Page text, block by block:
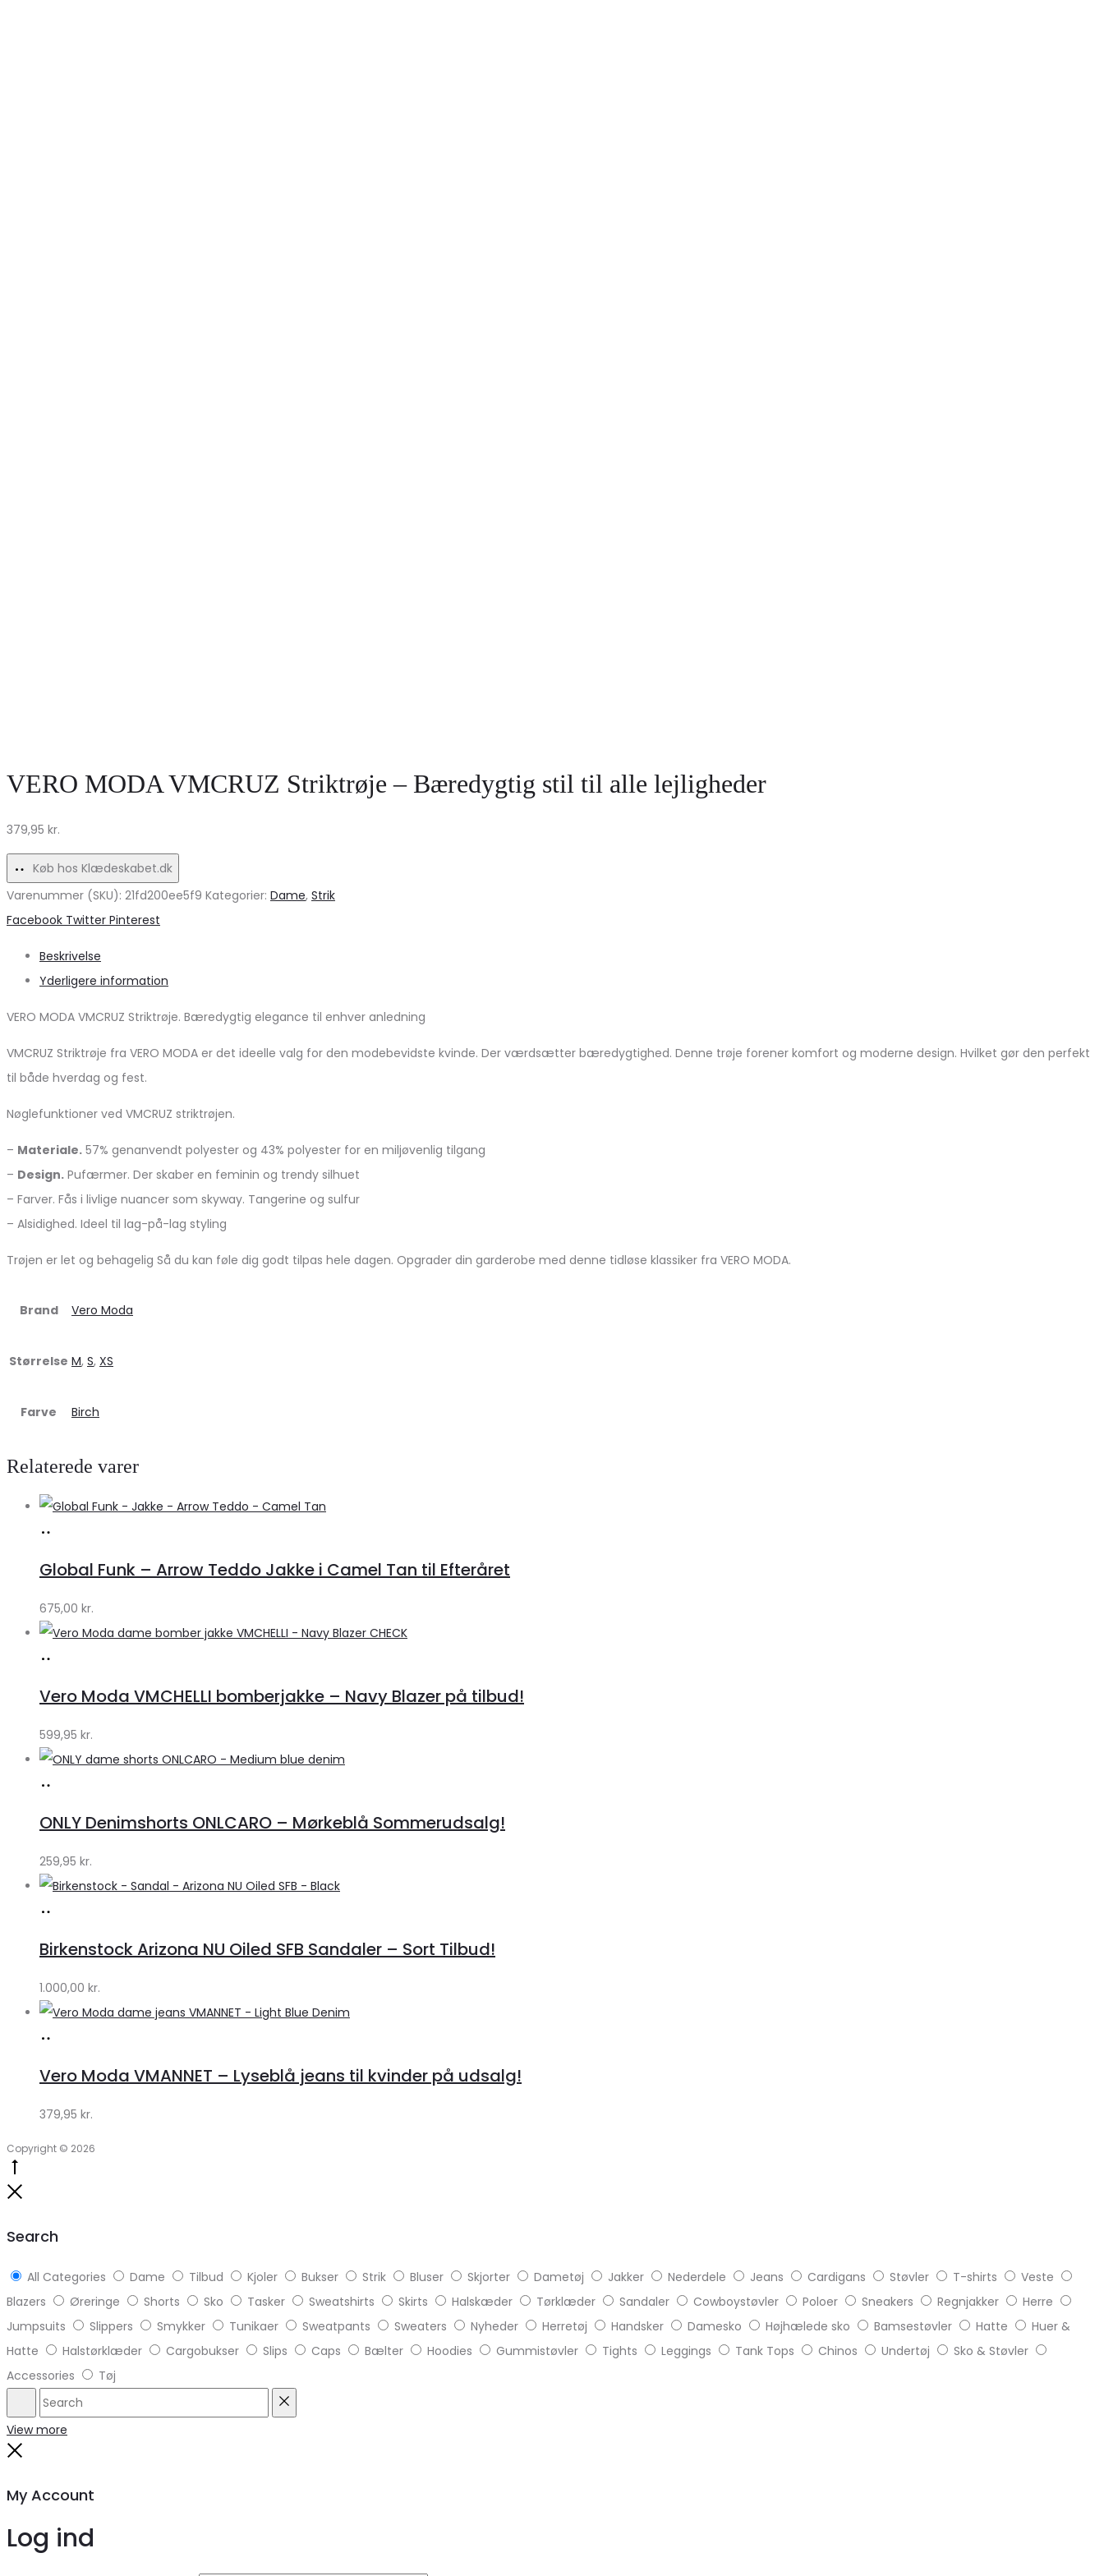
VERO MODA VMCRUZ Striktrøje – Bæredygtig stil til alle lejligheder
379,95 kr.
Køb hos Klædeskabet.dk
Varenummer (SKU): 21fd200ee5f9 Kategorier: Dame, Strik
Share
Facebook Twitter Pinterest
Beskrivelse
Yderligere information
VERO MODA VMCRUZ Striktrøje. Bæredygtig elegance til enhver anledning
VMCRUZ Striktrøje fra VERO MODA er det ideelle valg for den modebevidste kvinde. Der værdsætter bæredygtighed. Denne trøje forener komfort og moderne design. Hvilket gør den perfekt
til både hverdag og fest.
Nøglefunktioner ved VMCRUZ striktrøjen.
– Materiale. 57% genanvendt polyester og 43% polyester for en miljøvenlig tilgang
– Design. Pufærmer. Der skaber en feminin og trendy silhuet
– Farver. Fås i livlige nuancer som skyway. Tangerine og sulfur
– Alsidighed. Ideel til lag-på-lag styling
Trøjen er let og behagelig Så du kan føle dig godt tilpas hele dagen. Opgrader din garderobe med denne tidløse klassiker fra VERO MODA.
Brand Vero Moda
Størrelse M, S, XS
Farve Birch
Relaterede varer
Lykke
by
Lykke
Global Funk – Arrow Teddo Jakke i Camel Tan til Efteråret
675,00 kr.
Klædeskabet.dk
Vero Moda VMCHELLI bomberjakke – Navy Blazer på tilbud!
599,95 kr.
Klædeskabet.dk
ONLY Denimshorts ONLCARO – Mørkeblå Sommerudsalg!
259,95 kr.
Lykke
by
Lykke
Birkenstock Arizona NU Oiled SFB Sandaler – Sort Tilbud!
1.000,00 kr.
Klædeskabet.dk
Vero Moda VMANNET – Lyseblå jeans til kvinder på udsalg!
379,95 kr.
Copyright © 2026
Search
All Categories Dame Tilbud Kjoler Bukser Strik Bluser Skjorter Dametøj Jakker Nederdele Jeans Cardigans Støvler T-shirts
Veste
Blazers
Øreringe Shorts Sko Tasker Sweatshirts Skirts Halskæder Tørklæder Sandaler Cowboystøvler Poloer Sneakers Regnjakker
Herre
Jumpsuits
Slippers Smykker Tunikaer Sweatpants Sweaters Nyheder Herretøj Handsker Damesko Højhælede sko Bamsestøvler Hatte
Huer &
Hatte
Halstørklæder Cargobukser Slips Caps Bælter Hoodies Gummistøvler Tights Leggings Tank Tops Chinos Undertøj
Sko & Støvler
Accessories
Tøj
Search
View more
My Account
Log ind